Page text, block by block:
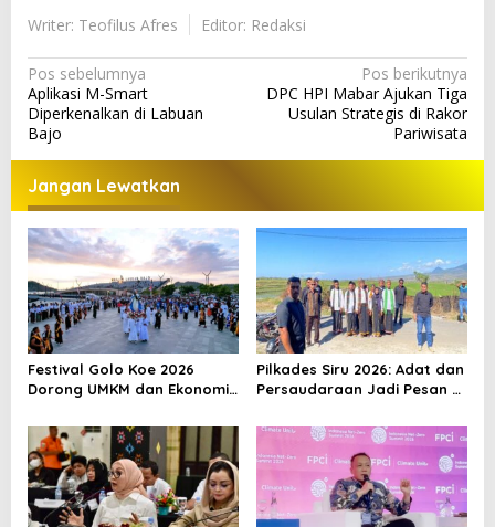
Writer: Teofilus Afres Editor: Redaksi
N
a
v
i
g
a
s
i
p
o
s
Pos sebelumnya
Aplikasi M-Smart
Diperkenalkan di Labuan
Bajo
Pos berikutnya
DPC HPI Mabar Ajukan Tiga
Usulan Strategis di Rakor
Pariwisata
Jangan Lewatkan
Festival Golo Koe 2026
Dorong UMKM dan Ekonomi
Laut Jadi Puncak Acara
Pilkades Siru 2026: Adat dan
Persaudaraan Jadi Pesan di